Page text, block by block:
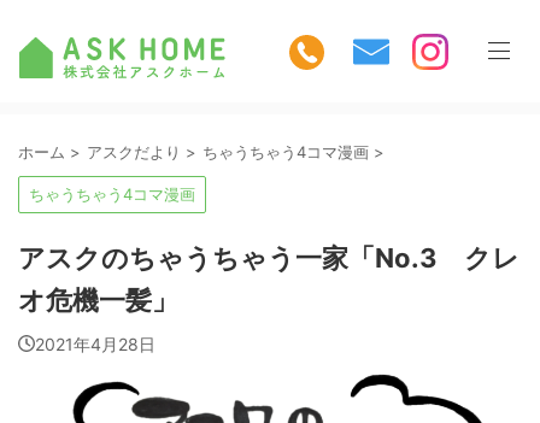
ホーム > アスクだより > ちゃうちゃう4コマ漫画 >
ちゃうちゃう4コマ漫画
アスクのちゃうちゃう一家「No.3 クレ
オ危機一髪」
2021年4月28日